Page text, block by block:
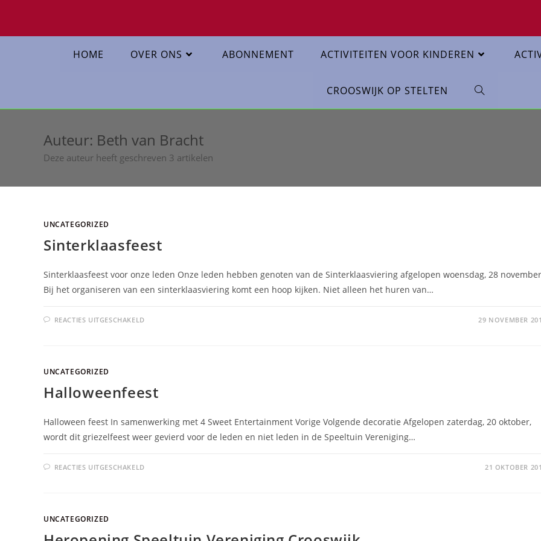
HOME OVER ONS ABONNEMENT ACTIVITEITEN VOOR KINDEREN
CROOSWIJK OP STELTEN
Auteur: Beth van Bracht
Deze auteur heeft geschreven 3 artikelen
UNCATEGORIZED
Sinterklaasfeest
Sinterklaasfeest voor onze leden Onze leden hebben genoten van de Sinterklaasviering afgelopen woensdag, 28
Bij het organiseren van een sinterklaasviering komt een hoop kijken. Niet alleen het huren van…
REACTIES UITGESCHAKELD 29 NOVEMBER
UNCATEGORIZED
Halloweenfeest
Halloween feest In samenwerking met 4 Sweet Entertainment Vorige Volgende decoratie Afgelopen zaterdag, 20 oktober,
wordt dit griezelfeest weer gevierd voor de leden en niet leden in de Speeltuin Vereniging…
REACTIES UITGESCHAKELD 21 OKTOBER
UNCATEGORIZED